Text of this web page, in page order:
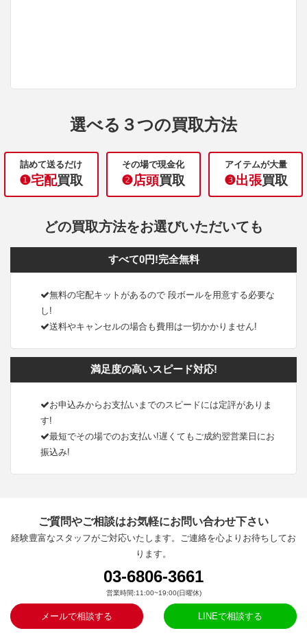
選べる３つの買取方法
詰めて送るだけ
❶宅配買取
その場で現金化
❷店頭買取
アイテムが大量
❸出張買取
どの買取方法をお選びいただいても
すべて0円!完全無料
無料の宅配キットがあるので 段ボールを用意する必要な
し!
送料やキャンセルの場合も費用は一切かかりません!
満足度の高いスピード対応!
お申込みからお支払いまでのスピードには定評がありま
す!
最短でその場でのお支払い!遅くてもご成約翌営業日にお
振込み!
ご質問やご相談はお気軽にお問い合わせ下さい
経験豊富なスタッフがご対応いたします。ご連絡を心よりお待ちしてお
ります。
03-6806-3661
営業時間:11:00~19:00(日曜休)
メールで相談する LINEで相談する